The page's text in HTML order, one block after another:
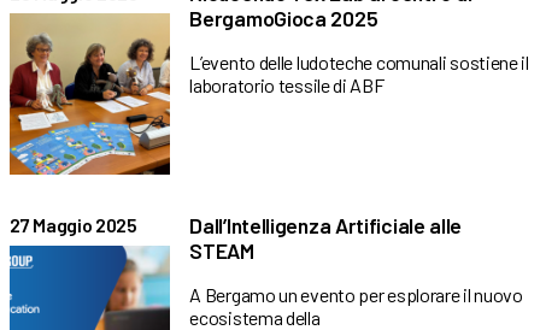
BergamoGioca 2025
L’evento delle ludoteche comunali sostiene il
laboratorio tessile di ABF
27 Maggio 2025
Dall’Intelligenza Artificiale alle
STEAM
A Bergamo un evento per esplorare il nuovo
ecosistema della